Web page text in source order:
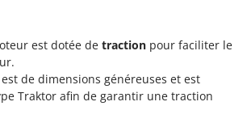
est dotée de traction pour faciliter le
de dimensions généreuses et est
Traktor afin de garantir une traction